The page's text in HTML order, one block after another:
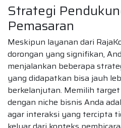
Strategi
Pemasaran
Meskipun layanan dari
dorongan yang signifikan,
menjalankan beberapa
yang didapatkan bisa jauh
berkelanjutan. Memilih
dengan niche bisnis Anda
agar interaksi yang tercipta